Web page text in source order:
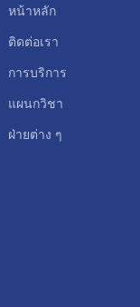
หน้าหลัก
ติดต่อเรา
การบริการ
แผนกวิชา
ฝ่ายต่าง ๆ